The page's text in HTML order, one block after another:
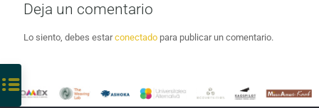
Deja un comentario
Lo siento, debes estarconectado para publicar un comentario.